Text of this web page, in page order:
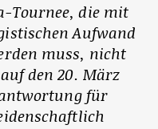
Tournee, die mit
Aufwand
muss, nicht
den 20. März
für